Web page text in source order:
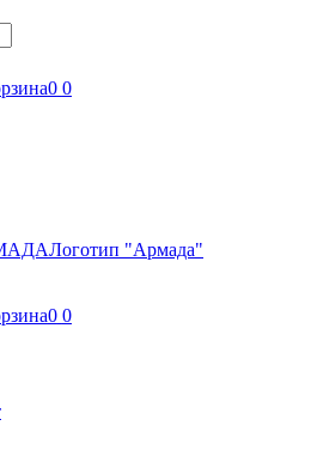
0 0
Логотип "Армада"
0 0